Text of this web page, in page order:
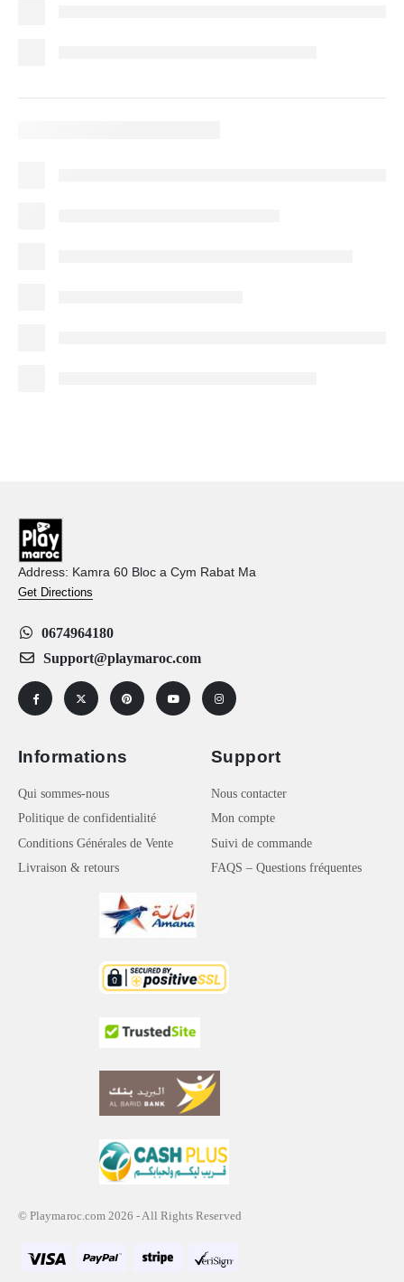
Address: Kamra 60 Bloc a Cym Rabat Ma
Get Directions
0674964180
Support@playmaroc.com
Informations
Qui sommes-nous
Politique de confidentialité
Conditions Générales de Vente
Livraison & retours
Support
Nous contacter
Mon compte
Suivi de commande
FAQS – Questions fréquentes
© Playmaroc.com 2026 - All Rights Reserved